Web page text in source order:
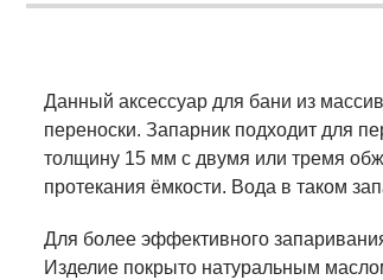
Данный аксессуар для бани из
переноски. Запарник подходит для
толщину 15 мм с двумя или тремя
протекания ёмкости. Вода в таком
Для более эффективного
Изделие покрыто натуральным